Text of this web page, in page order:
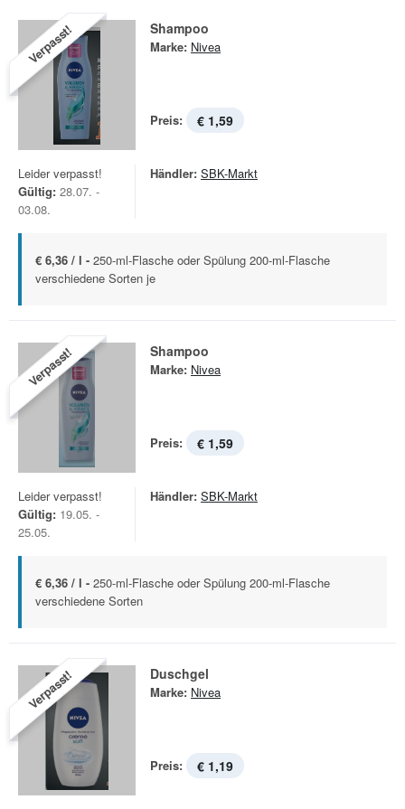
Verpasst! Shampoo
Marke: Nivea
Preis: € 1,59
Leider verpasst!
Gültig: 28.07. -
03.08.
Händler: SBK-Markt
€ 6,36 / l - 250-ml-Flasche oder Spülung 200-ml-Flasche
verschiedene Sorten je
Verpasst! Shampoo
Marke: Nivea
Preis: € 1,59
Leider verpasst!
Gültig: 19.05. -
25.05.
Händler: SBK-Markt
€ 6,36 / l - 250-ml-Flasche oder Spülung 200-ml-Flasche
verschiedene Sorten
Verpasst! Duschgel
Marke: Nivea
Preis: € 1,19